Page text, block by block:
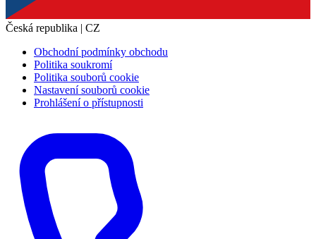
Česká republika | CZ
Obchodní podmínky obchodu
Politika soukromí
Politika souborů cookie
Nastavení souborů cookie
Prohlášení o přístupnosti